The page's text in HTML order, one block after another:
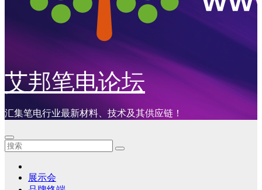
艾邦笔电论坛
汇集笔电行业最新材料、技术及其供应链！
展示会